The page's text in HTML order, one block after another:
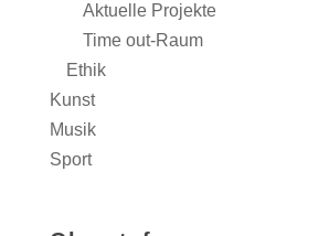
Aktuelle Projekte
Time out-Raum
Ethik
Kunst
Musik
Sport